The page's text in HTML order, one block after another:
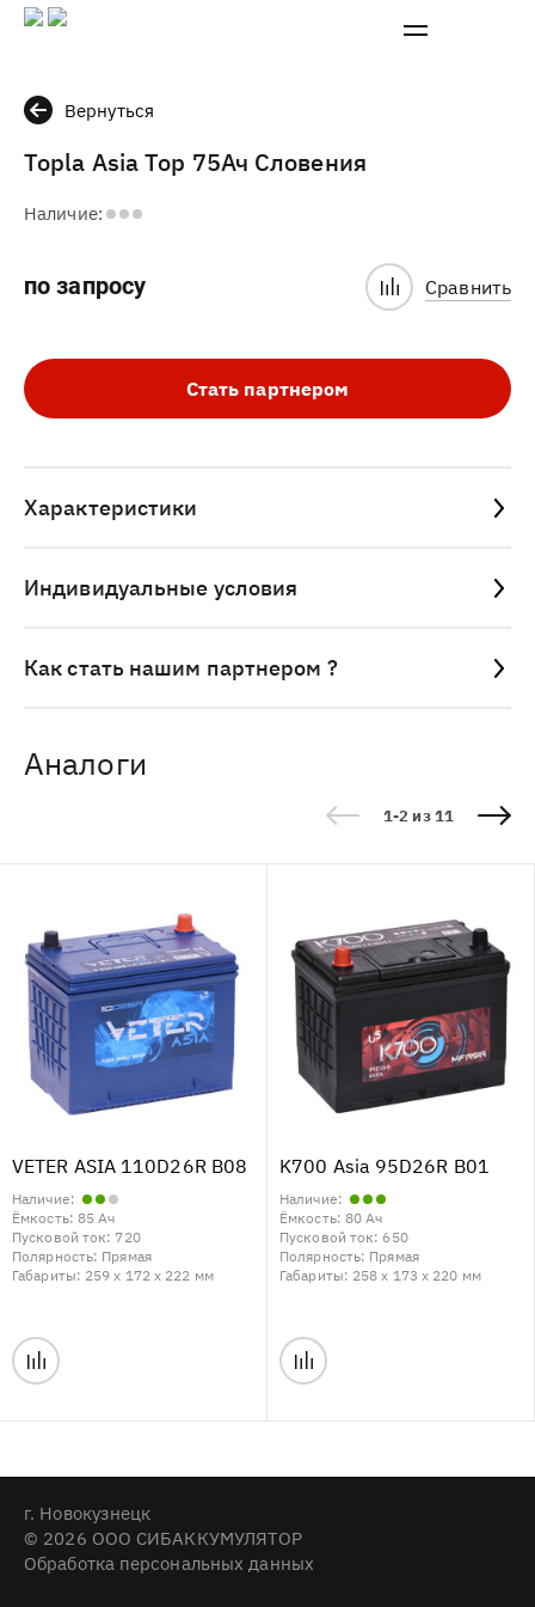
Вернуться
Topla Asia Top 75Ач Словения
Наличие:
по запросу Сравнить
Стать партнером
Характеристики
Индивидуальные условия
Как стать нашим партнером ?
Аналоги
1-2 из 11
VETER ASIA 110D26R B08
Наличие:
Ёмкость: 85 Ач
Пусковой ток: 720
Полярность: Прямая
Габариты: 259 x 172 x 222 мм
K700 Asia 95D26R B01
Наличие:
Ёмкость: 80 Ач
Пусковой ток: 650
Полярность: Прямая
Габариты: 258 x 173 x 220 мм
г. Новокузнецк
© 2026 ООО СИБАККУМУЛЯТОР
Обработка персональных данных